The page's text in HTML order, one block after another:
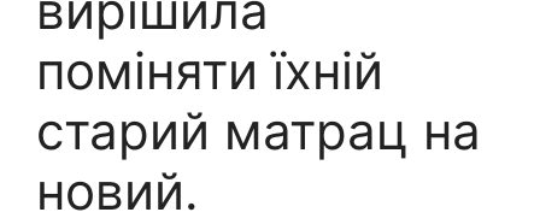
поміняти їхній
старий матрац на
новий.